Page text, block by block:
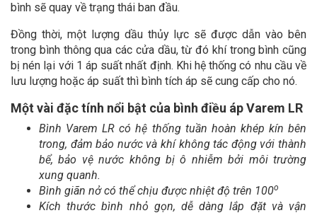
bình sẽ quay về trạng thái ban đầu.
Đồng thời, một lượng dầu thủy lực sẽ được dẫn vào bên
trong bình thông qua các cửa dầu, từ đó khí trong bình cũng
bị nén lại với 1 áp suất nhất định. Khi hệ thống có nhu cầu về
lưu lượng hoặc áp suất thì bình tích áp sẽ cung cấp cho nó.
Một vài đặc tính nổi bật của bình điều áp Varem LR
Bình Varem LR có hệ thống tuần hoàn khép kín bên
trong, đảm bảo nước và khí không tác động với thành
bể, bảo vệ nước không bị ô nhiễm bởi môi trường
xung quanh.
Bình giãn nở có thể chịu được nhiệt độ trên 100o
Kích thước bình nhỏ gọn, dễ dàng lắp đặt và vận